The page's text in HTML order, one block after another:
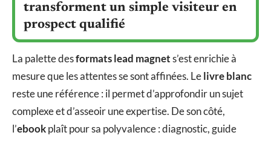
transforment un simple visiteur en
prospect qualifié
La palette desformats lead magnets’est enrichie à
mesure que les attentes se sont affinées. Lelivre blanc
reste une référence : il permet d’approfondir un sujet
complexe et d’asseoir une expertise. De son côté,
l’ebookplaît pour sa polyvalence : diagnostic, guide